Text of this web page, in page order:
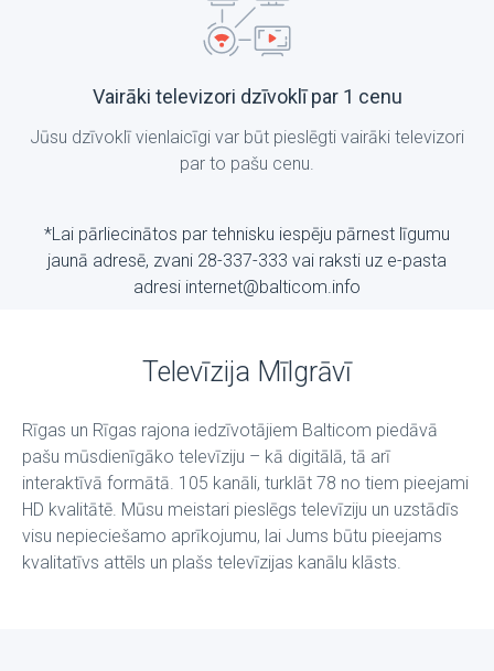
Vairāki televizori dzīvoklī par 1 cenu
Jūsu dzīvoklī vienlaicīgi var būt pieslēgti vairāki televizori
par to pašu cenu.
*Lai pārliecinātos par tehnisku iespēju pārnest līgumu
jaunā adresē, zvani 28-337-333 vai raksti uz е-pasta
adresi internet@balticom.info
Televīzija Mīlgrāvī
Rīgas un Rīgas rajona iedzīvotājiem Balticom piedāvā
pašu mūsdienīgāko televīziju – kā digitālā, tā arī
interaktīvā formātā. 105 kanāli, turklāt 78 no tiem pieejami
HD kvalitātē. Mūsu meistari pieslēgs televīziju un uzstādīs
visu nepieciešamo aprīkojumu, lai Jums būtu pieejams
kvalitatīvs attēls un plašs televīzijas kanālu klāsts.